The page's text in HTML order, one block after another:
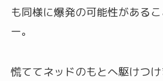
も同様に爆発の可能性がある
ー。
慌ててネッドのもとへ駆けつ